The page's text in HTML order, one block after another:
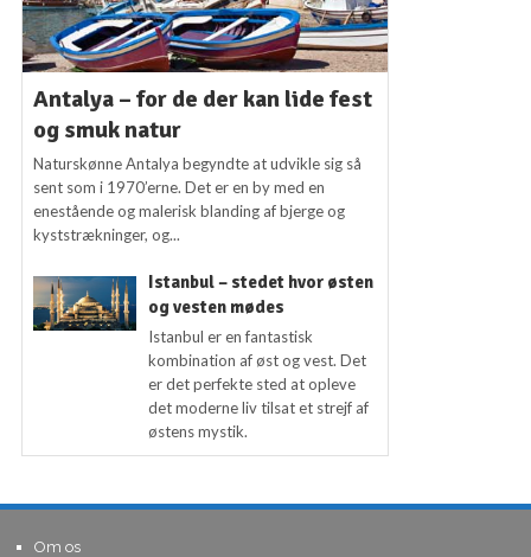
Antalya – for de der kan lide fest
og smuk natur
Naturskønne Antalya begyndte at udvikle sig så
sent som i 1970’erne. Det er en by med en
enestående og malerisk blanding af bjerge og
kyststrækninger, og...
Istanbul – stedet hvor østen
og vesten mødes
Istanbul er en fantastisk
kombination af øst og vest. Det
er det perfekte sted at opleve
det moderne liv tilsat et strejf af
østens mystik.
Om os